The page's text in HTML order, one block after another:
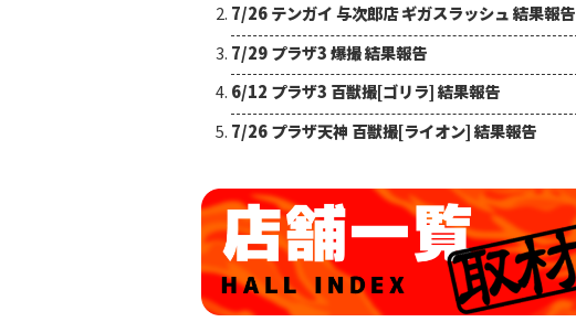
7/26 テンガイ 与次郎店 ギガスラッシュ 結果報告
7/29 プラザ3 爆撮 結果報告
6/12 プラザ3 百獣撮[ゴリラ] 結果報告
7/26 プラザ天神 百獣撮[ライオン] 結果報告